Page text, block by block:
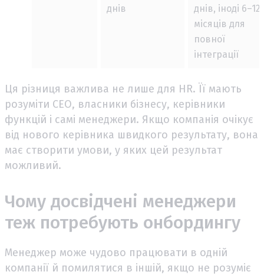
днів
днів, іноді 6–12
місяців для
повної
інтеграції
Ця різниця важлива не лише для HR. Її мають
розуміти CEO, власники бізнесу, керівники
функцій і самі менеджери. Якщо компанія очікує
від нового керівника швидкого результату, вона
має створити умови, у яких цей результат
можливий.
Чому досвідчені менеджери
теж потребують онбордингу
Менеджер може чудово працювати в одній
компанії й помилятися в іншій, якщо не розуміє